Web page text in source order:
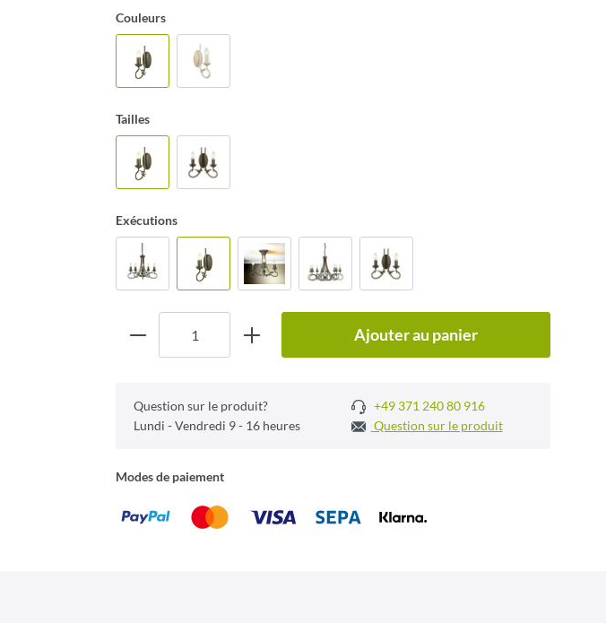
Couleurs
Tailles
Exécutions
Ajouter au panier
Question sur le produit?
+49 371 240 80 916
Lundi - Vendredi 9 - 16 heures
Question sur le produit
Modes de paiement